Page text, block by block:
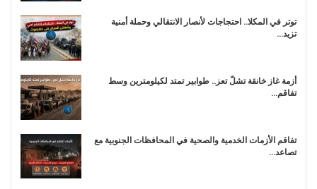
توتر في المكلا.. احتجاجات لأنصار الانتقالي وحملة أمنية
تزيد…
أزمة غاز خانقة تشلّ تعز.. طوابير تمتد لكيلومترين وسط
تفاقم…
تفاقم الأزمات الخدمية والصحية في المحافظات الجنوبية مع
تصاعد…